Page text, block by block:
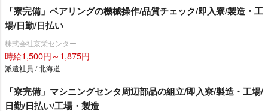
「寮完備」ベアリングの機械操作/品質チェック/即入寮/製造・工
場/日勤/日払い
株式会社京栄センター
時給1,500円～1,875円
派遣社員 / 北海道
「寮完備」マシニングセンタ周辺部品の組立/即入寮/製造・工場/
日勤/日払い/工場・製造